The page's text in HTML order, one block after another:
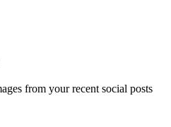
from your recent social posts